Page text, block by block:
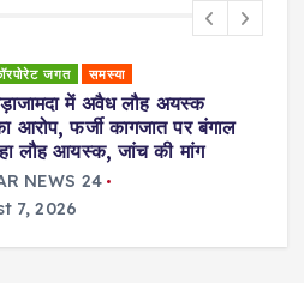
: युवा शक्ति ही झारखंड के
तय करेगी : सुदेश कुमार महतो
NEWS 24
7, 2026